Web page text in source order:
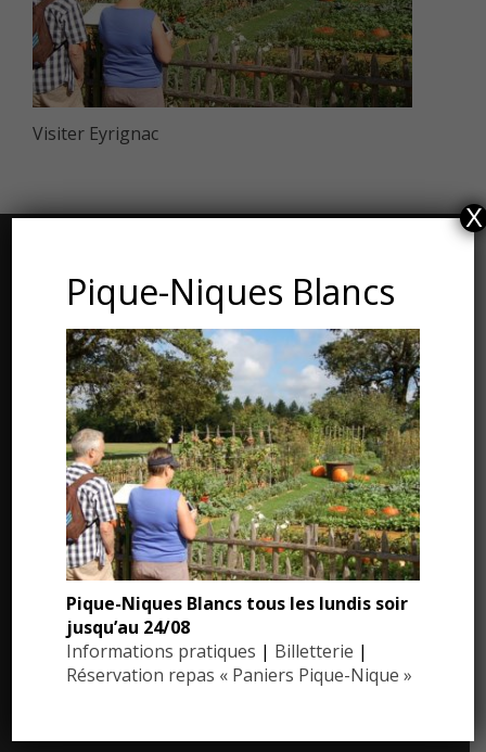
Visiter Eyrignac
Les Jardins du Manoir d’Eyrignac
24590 Salignac-Eyvigues
Dordogne – Périgord
Téléphone : 05.53.28.99.71
Email : contact@eyrignac.com
ESPACE PRESSE
Dossier de presse
Communiqués de presse
Photothèque
Pique-Niques Blancs
Pique-Niques Blancs tous les lundis soir
jusqu’au 24/08
Informations pratiques | Billetterie |
Réservation repas « Paniers Pique-Nique »
X